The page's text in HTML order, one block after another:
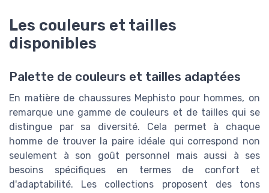
Les couleurs et tailles
disponibles
Palette de couleurs et tailles adaptées
En matière de chaussures Mephisto pour hommes, on
remarque une gamme de couleurs et de tailles qui se
distingue par sa diversité. Cela permet à chaque
homme de trouver la paire idéale qui correspond non
seulement à son goût personnel mais aussi à ses
besoins spécifiques en termes de confort et
d'adaptabilité. Les collections proposent des tons